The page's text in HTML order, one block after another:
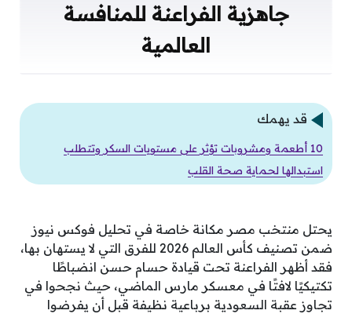
جاهزية الفراعنة للمنافسة
العالمية
قد يهمك
10 أطعمة ومشروبات تؤثر على مستويات السكر وتتطلب
استبدالها لحماية صحة القلب
يحتل منتخب مصر مكانة خاصة في تحليل فوكس نيوز
ضمن تصنيف كأس العالم 2026 للفرق التي لا يستهان بها،
فقد أظهر الفراعنة تحت قيادة حسام حسن انضباطًا
تكتيكيًا لافتًا في معسكر مارس الماضي، حيث نجحوا في
تجاوز عقبة السعودية برباعية نظيفة قبل أن يفرضوا